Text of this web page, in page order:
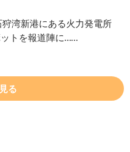
湾新港にある火力発電所
トを報道陣に……
る